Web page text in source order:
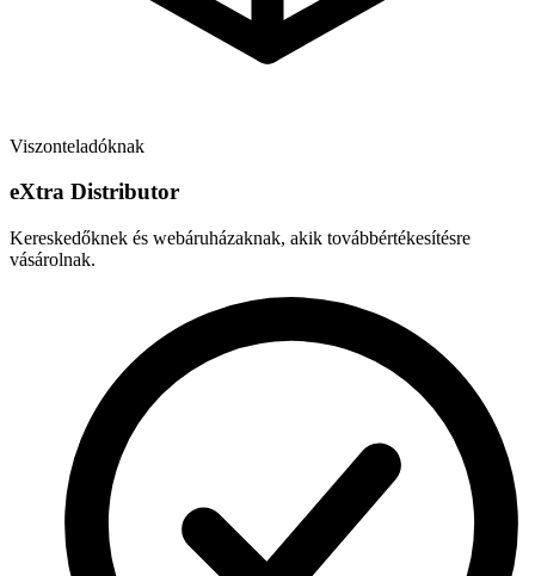
Viszonteladóknak
eXtra Distributor
Kereskedőknek és webáruházaknak, akik továbbértékesítésre
vásárolnak.